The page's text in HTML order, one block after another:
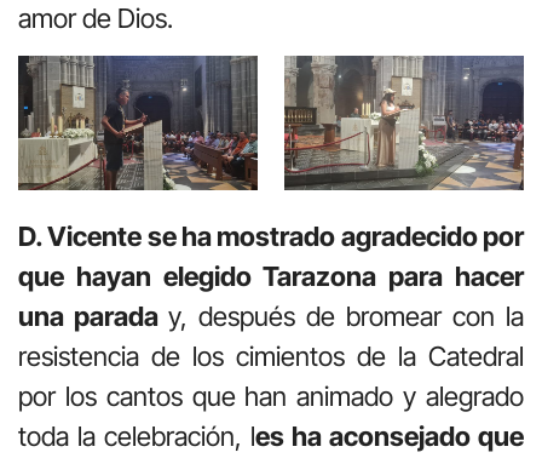
amor de Dios.
D. Vicente se ha mostrado agradecido por
que hayan elegido Tarazona para hacer
una parada y, después de bromear con la
resistencia de los cimientos de la Catedral
por los cantos que han animado y alegrado
toda la celebración, les ha aconsejado que